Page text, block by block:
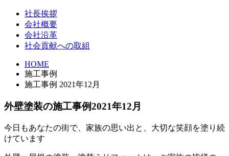
社長挨拶
会社概要
会社沿革
社会貢献への取組
HOME
施工事例
施工事例 2021年12月
外壁塗装の施工事例2021年12月
今日もあなたの街で、家族の思い出と、大切な笑顔を塗り続
けています